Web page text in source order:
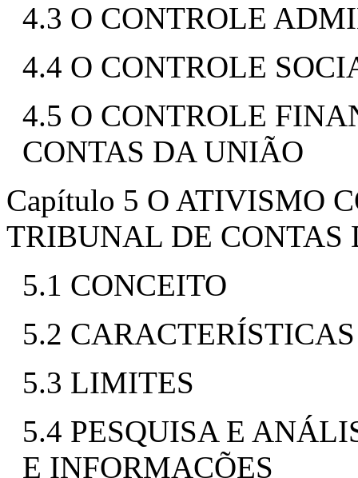
4.3 O CONTROLE
4.4 O CONTROLE
4.5 O CONTROLE
CONTAS DA UNIÃO
Capítulo 5 O ATIVISMO
TRIBUNAL DE CONTAS
5.1 CONCEITO
5.2 CARACTERÍSTICAS
5.3 LIMITES
5.4 PESQUISA E
E INFORMAÇÕES